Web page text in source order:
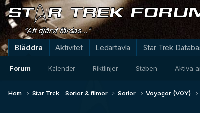
Bläddra
Forum Kalender Riktlinjer Staben Aktiva
Aktivitet Ledartavla Star Trek
Hem Star Trek - Serier & filmer Serier Voyager (VOY)